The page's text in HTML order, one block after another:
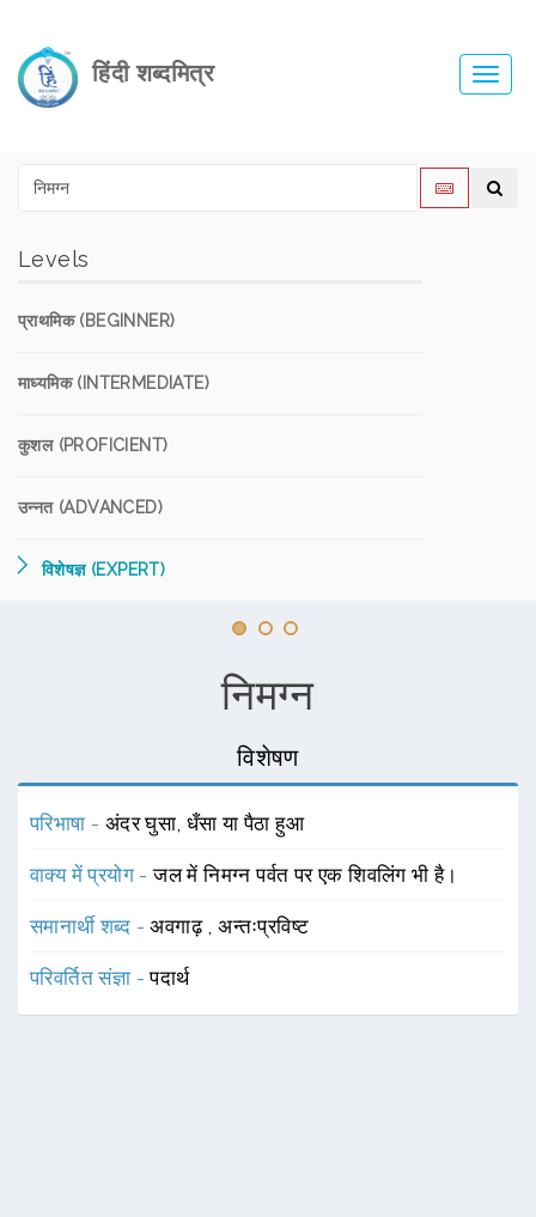
हिंदी शब्दमित्र
Levels
प्राथमिक (BEGINNER)
माध्यमिक (INTERMEDIATE)
कुशल (PROFICIENT)
उन्नत (ADVANCED)
विशेषज्ञ (EXPERT)
निमग्न
विशेषण
परिभाषा - अंदर घुसा, धँसा या पैठा हुआ
वाक्य में प्रयोग -जल में निमग्न पर्वत पर एक शिवलिंग भी है।
समानार्थी शब्द -अवगाढ़ ,अन्तःप्रविष्ट
परिवर्तित संज्ञा -पदार्थ